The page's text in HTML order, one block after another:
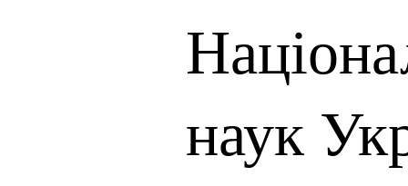
наук